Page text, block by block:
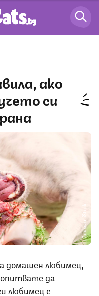
си
Снимка: iStock
домашен любимец,
да
любимец с